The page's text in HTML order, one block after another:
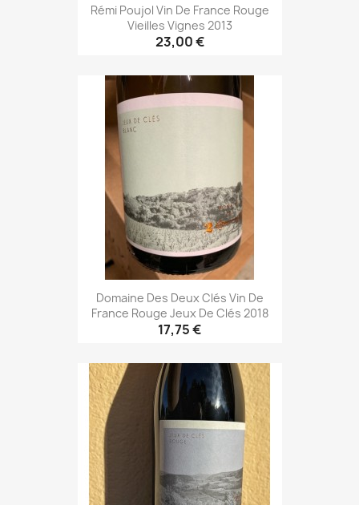
Rémi Poujol Vin De France Rouge
Vieilles Vignes 2013
23,00 €
Domaine Des Deux Clés Vin De
France Rouge Jeux De Clés 2018
17,75 €